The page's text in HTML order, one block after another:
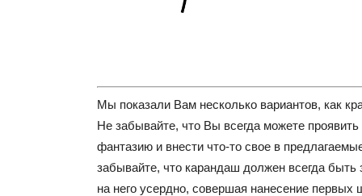
Мы показали Вам несколько вариантов, как
Не забывайте, что Вы всегда можете
фантазию и внести что-то свое в
забывайте, что карандаш должен всегда быть
на него усердно, совершая нанесение